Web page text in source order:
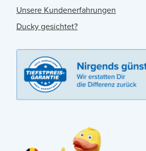
Unsere Kundenerfahrungen
Ducky gesichtet?